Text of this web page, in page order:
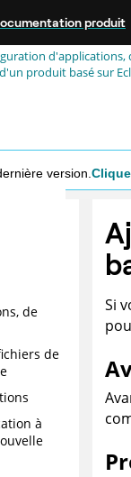
produit
d'applications,
produit basé sur
version.
de
de
à
Si